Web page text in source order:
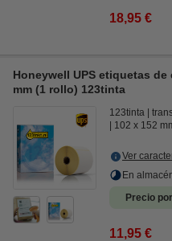
18,95 €
Honeywell UPS etiquetas de
mm (1 rollo) 123tinta
123tinta
102 x 152
Ver
En
Precio
11,95 €